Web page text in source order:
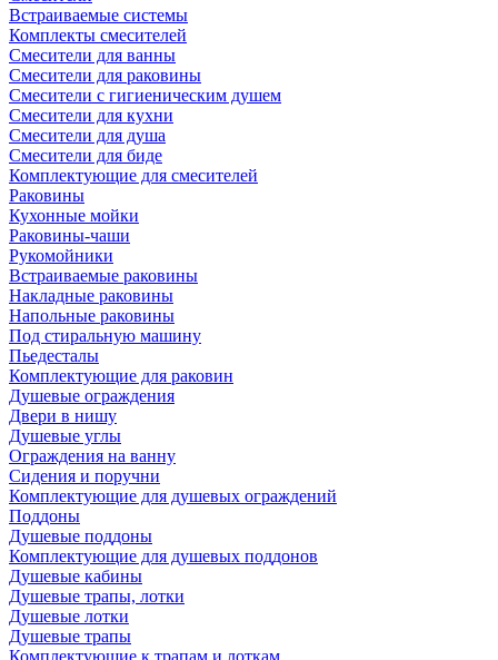
Встраиваемые системы
Комплекты смесителей
Смесители для ванны
Смесители для раковины
Смесители с гигиеническим душем
Смесители для кухни
Смесители для душа
Смесители для биде
Комплектующие для смесителей
Раковины
Кухонные мойки
Раковины-чаши
Рукомойники
Встраиваемые раковины
Накладные раковины
Напольные раковины
Под стиральную машину
Пьедесталы
Комплектующие для раковин
Душевые ограждения
Двери в нишу
Душевые углы
Ограждения на ванну
Сидения и поручни
Комплектующие для душевых ограждений
Поддоны
Душевые поддоны
Комплектующие для душевых поддонов
Душевые кабины
Душевые трапы, лотки
Душевые лотки
Душевые трапы
Комплектующие к трапам и лоткам